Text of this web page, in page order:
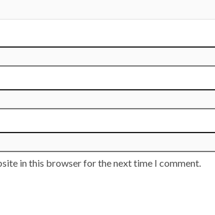
in this browser for the next time I comment.